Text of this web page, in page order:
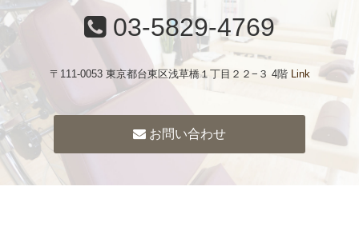
03-5829-4769
〒111-0053 東京都台東区浅草橋１丁目２２−３ 4階 Link
お問い合わせ